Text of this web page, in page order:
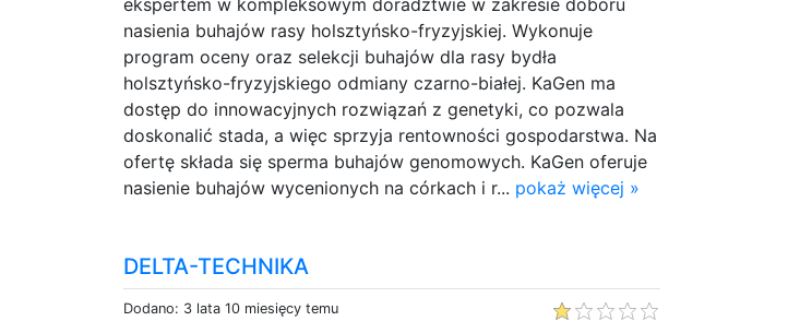
nasienia buhajów rasy holsztyńsko-fryzyjskiej. Wykonuje
program oceny oraz selekcji buhajów dla rasy bydła
holsztyńsko-fryzyjskiego odmiany czarno-białej. KaGen ma
dostęp do innowacyjnych rozwiązań z genetyki, co pozwala
doskonalić stada, a więc sprzyja rentowności gospodarstwa. Na
ofertę składa się sperma buhajów genomowych. KaGen oferuje
nasienie buhajów wycenionych na córkach i r... pokaż więcej »
DELTA-TECHNIKA
Dodano: 3 lata 10 miesięcy temu